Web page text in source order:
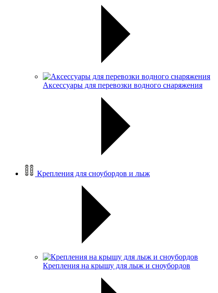
Аксессуары для перевозки водного снаряжения
Крепления для сноубордов и лыж
Крепления на крышу для лыж и сноубордов